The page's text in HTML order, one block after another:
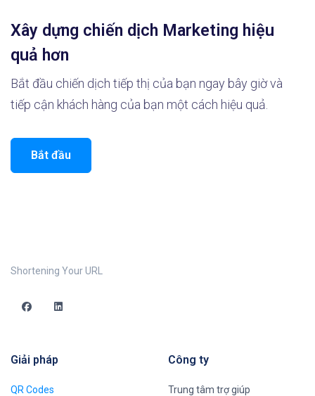
Xây dựng chiến dịch Marketing hiệu
quả hơn
Bắt đầu chiến dịch tiếp thị của bạn ngay bây giờ và
tiếp cận khách hàng của bạn một cách hiệu quả.
Bắt đầu
Shortening Your URL
Giải pháp
QR Codes
Công ty
Trung tâm trợ giúp